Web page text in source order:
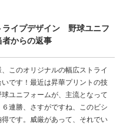
イプデザイン 野球ユニフ
からの返事
このオリジナルの幅広ストライ
です！最近は昇華プリントの技
ユニフォームが、主流となって
連勝、さすがですね、このビシ
です。威厳があって、それでい